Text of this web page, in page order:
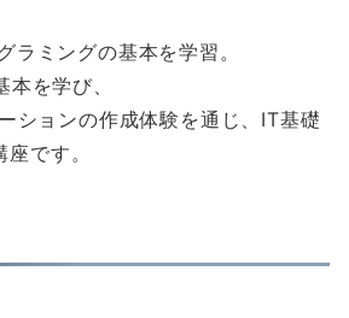
ラミングの基本を学習。
を学び、
ションの作成体験を通じ、IT基礎
です。